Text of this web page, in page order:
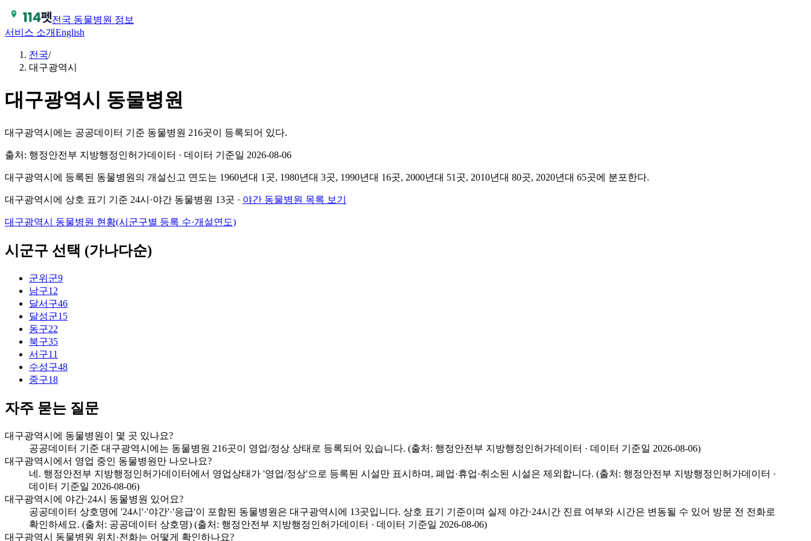
전국 동물병원 정보
서비스 소개English
전국/
대구광역시
대구광역시 동물병원
대구광역시에는 공공데이터 기준 동물병원 216곳이 등록되어 있다.
출처: 행정안전부 지방행정인허가데이터 · 데이터 기준일 2026-08-06
대구광역시 에 등록된 동물병원 의 개설신고 연도는 1960년대 1곳, 1980년대 3곳, 1990년대 16곳, 2000년대 51곳, 2010년대 80곳, 2020년대 65곳에 분포한다.
대구광역시 에 상호 표기 기준 24시·야간 동물병원 13곳 · 야간 동물병원 목록 보기
대구광역시 동물병원 현황(시군구별 등록 수·개설연도)
시군구 선택 (가나다순)
군위군9
남구12
달서구46
달성군15
동구22
북구35
서구11
수성구48
중구18
자주 묻는 질문
대구광역시에 동물병원이 몇 곳 있나요?
공공데이터 기준 대구광역시에는 동물병원 216곳이 영업/정상 상태로 등록되어 있습니다. (출처: 행정안전부 지방행정인허가데이터 · 데이터 기준일 2026-08-06)
대구광역시에서 영업 중인 동물병원만 나오나요?
네. 행정안전부 지방행정인허가데이터에서 영업상태가 '영업/정상'으로 등록된 시설만 표시하며, 폐업·휴업·취소된 시설은 제외합니다. (출처: 행정안전부 지방행정인허가데이터 ·
데이터 기준일 2026-08-06)
대구광역시에 야간·24시 동물병원 있어요?
공공데이터 상호명에 '24시'·'야간'·'응급'이 포함된 동물병원은 대구광역시에 13곳입니다. 상호 표기 기준이며 실제 야간·24시간 진료 여부와 시간은 변동될 수 있어 방문 전 전화로
확인하세요. (출처: 공공데이터 상호명) (출처: 행정안전부 지방행정인허가데이터 · 데이터 기준일 2026-08-06)
대구광역시 동물병원 위치·전화는 어떻게 확인하나요?